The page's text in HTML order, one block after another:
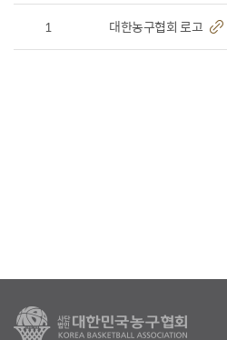
1 대한농구협회 로고